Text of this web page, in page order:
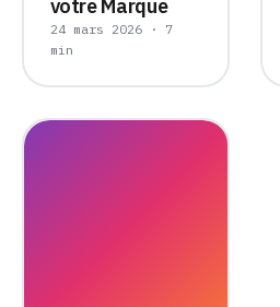
votre Marque
24 mars 2026 · 7
min